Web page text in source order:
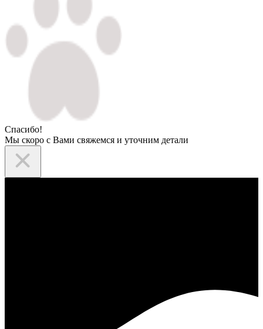
Спасибо!
Мы скоро с Вами свяжемся и уточним детали